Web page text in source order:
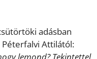
adásban
Attilától: